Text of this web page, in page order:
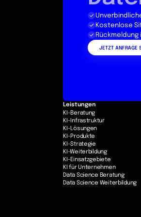
Kostenlose
Rückmeldung
JETZT ANFRAGE
Leistungen
KI-Beratung
KI-Infrastruktur
KI-Lösungen
KI-Produkte
KI-Strategie
KI-Weiterbildung
KI-Einsatzgebiete
KI für Unternehmen
Data Science Beratung
Data Science Weiterbildung